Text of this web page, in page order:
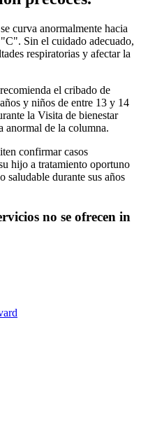
curva anormalmente hacia
Sin el cuidado adecuado,
respiratorias y afectar la
el cribado de
y niños de entre 13 y 14
la Visita de bienestar
anormal de la columna.
confirmar casos
hijo a tratamiento oportuno
saludable durante sus años
no se ofrecen in